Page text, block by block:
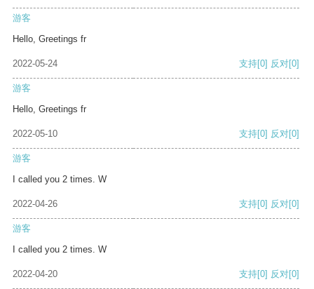
游客
Hello, Greetings fr
2022-05-24 支持[0] 反对[0]
游客
Hello, Greetings fr
2022-05-10 支持[0] 反对[0]
游客
I called you 2 times. W
2022-04-26 支持[0] 反对[0]
游客
I called you 2 times. W
2022-04-20 支持[0] 反对[0]